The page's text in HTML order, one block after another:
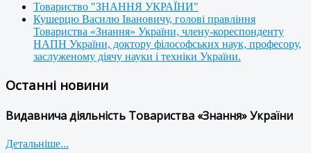
Товариство "ЗНАННЯ УКРАЇНИ"
Кушерцю Василю Івановичу, голові правління
Товариства «Знання» України, члену-кореспонденту
НАПН України, доктору філософських наук, професору,
заслуженому діячу науки і техніки України.
Останні новини
Видавнича діяльність Товариства «Знання» України
Детальніше...